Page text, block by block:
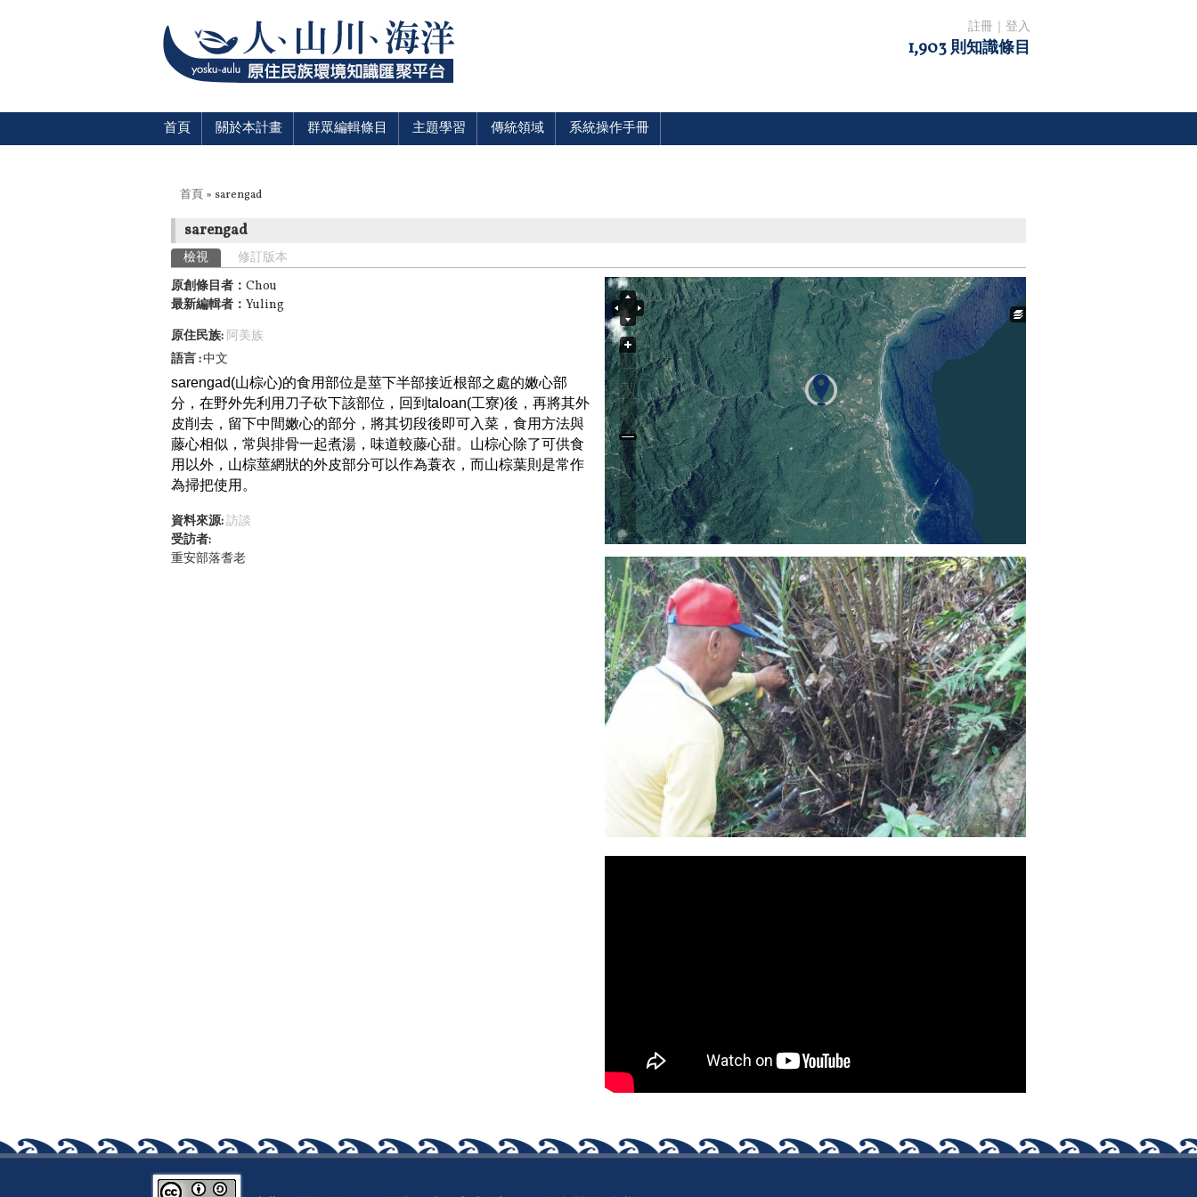
註冊 登入
1,903 則知識條目
首頁 關於本計畫 群眾編輯條目 主題學習 傳統領域 系統操作手冊
您在這裡
首頁 » sarengad
sarengad
主要索引標籤
檢視 (作用中頁籤)
修訂版本
原創條目者： Chou
最新編輯者： Yuling
原住民族: 阿美族
語言 中文
sarengad(山棕心)的食用部位是莖下半部接近根部之處的嫩心部
分，在野外先利用刀子砍下該部位，回到taloan(工寮)後，再將其外
皮削去，留下中間嫩心的部分，將其切段後即可入菜，食用方法與
藤心相似，常與排骨一起煮湯，味道較藤心甜。山棕心除了可供食
用以外，山棕莖網狀的外皮部分可以作為蓑衣，而山棕葉則是常作
為掃把使用。
資料來源:訪談
受訪者:
重安部落耆老